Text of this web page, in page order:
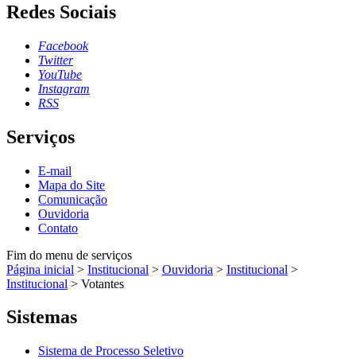
Redes Sociais
Facebook
Twitter
YouTube
Instagram
RSS
Serviços
E-mail
Mapa do Site
Comunicação
Ouvidoria
Contato
Fim do menu de serviços
Página inicial > Institucional > Ouvidoria > Institucional >
Institucional > Votantes
Sistemas
Sistema de Processo Seletivo